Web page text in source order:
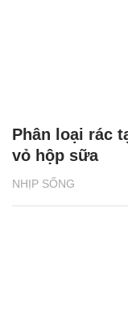
NHỊP SỐNG
Phân loại rác
vỏ hộp sữa